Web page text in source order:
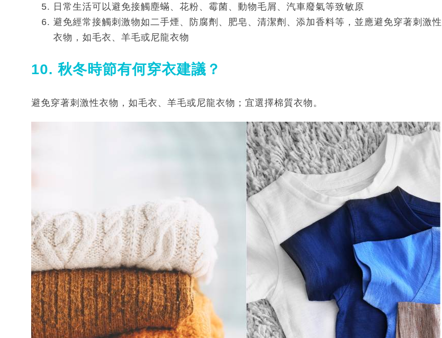
日常生活可以避免接觸塵蟎、花粉、霉菌、動物毛屑、汽車廢氣等致敏原
避免經常接觸刺激物如二手煙、防腐劑、肥皂、清潔劑、添加香料等，並應避免穿著刺激性
衣物，如毛衣、羊毛或尼龍衣物
10. 秋冬時節有何穿衣建議？
避免穿著刺激性衣物，如毛衣、羊毛或尼龍衣物；宜選擇棉質衣物。